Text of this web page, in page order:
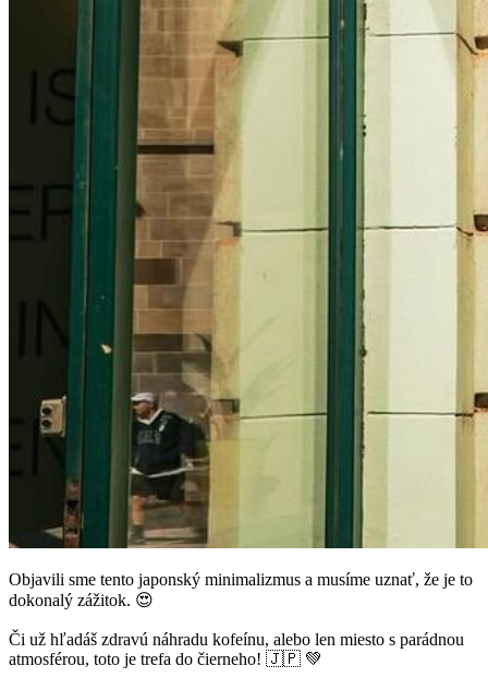
Objavili sme tento japonský minimalizmus a musíme uznať, že je to
dokonalý zážitok. 😍
Či už hľadáš zdravú náhradu kofeínu, alebo len miesto s parádnou
atmosférou, toto je trefa do čierneho! 🇯🇵 💚